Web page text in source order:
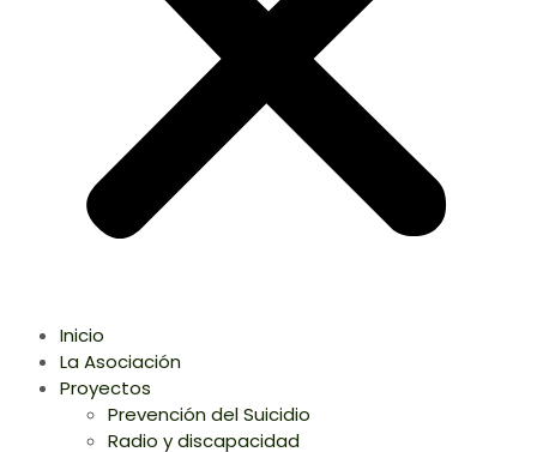
Inicio
La Asociación
Proyectos
Prevención del Suicidio
Radio y discapacidad